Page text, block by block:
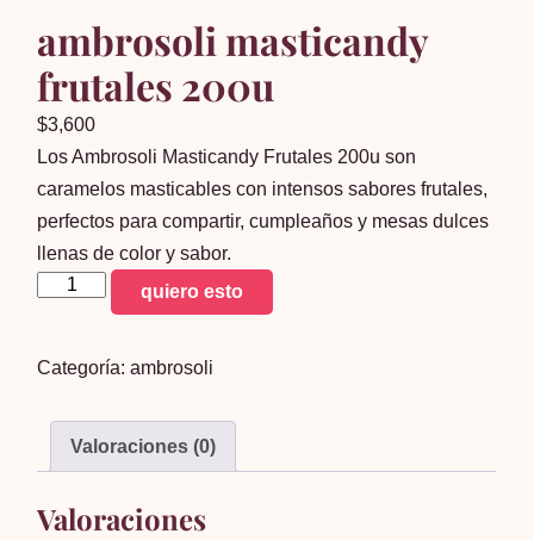
ambrosoli masticandy
frutales 200u
$3,600
Los Ambrosoli Masticandy Frutales 200u son
caramelos masticables con intensos sabores frutales,
perfectos para compartir, cumpleaños y mesas dulces
llenas de color y sabor.
ambrosoli
masticandy
200u
quiero esto
Categoría:ambrosoli
Valoraciones (0)
Valoraciones